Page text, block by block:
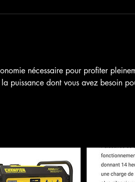
nécessaire pour profiter
puissance dont vous avez besoin